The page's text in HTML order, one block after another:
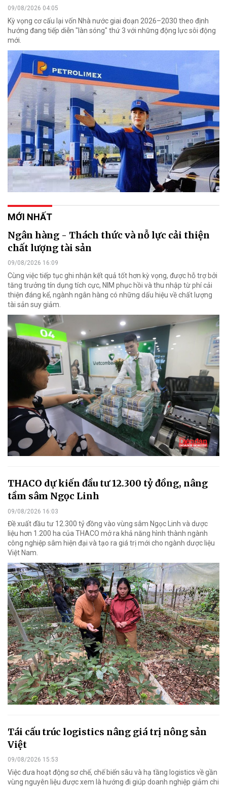
09/08/2026 04:05
Kỳ vọng cơ cấu lại vốn Nhà nước giai đoạn 2026–2030 theo định
hướng đang tiếp diễn "làn sóng" thứ 3 với những động lực sôi động
mới.
MỚI NHẤT
Ngân hàng - Thách thức và nỗ lực cải thiện
chất lượng tài sản
09/08/2026 16:09
Cùng việc tiếp tục ghi nhận kết quả tốt hơn kỳ vọng, được hỗ trợ bởi
tăng trưởng tín dụng tích cực, NIM phục hồi và thu nhập từ phí cải
thiện đáng kể, ngành ngân hàng có những dấu hiệu về chất lượng
tài sản suy giảm.
THACO dự kiến đầu tư 12.300 tỷ đồng, nâng
tầm sâm Ngọc Linh
09/08/2026 16:03
Đề xuất đầu tư 12.300 tỷ đồng vào vùng sâm Ngọc Linh và dược
liệu hơn 1.200 ha của THACO mở ra khả năng hình thành ngành
công nghiệp sâm hiện đại và tạo ra giá trị mới cho ngành dược liệu
Việt Nam.
Tái cấu trúc logistics nâng giá trị nông sản
Việt
09/08/2026 15:53
Việc đưa hoạt động sơ chế, chế biến sâu và hạ tầng logistics về gần
vùng nguyên liệu được xem là hướng đi giúp doanh nghiệp giảm chi